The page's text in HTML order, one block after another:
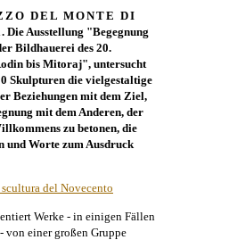
DEL MONTE DI
. Die Ausstellung "Begegnung
Bildhauerei des 20.
bis Mitoraj", untersucht
Skulpturen die vielgestaltige
Beziehungen mit dem Ziel,
mit dem Anderen, der
zu betonen, die
und Worte zum Ausdruck
Werke - in einigen Fällen
von einer großen Gruppe